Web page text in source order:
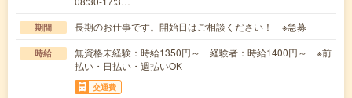
期間 長期のお仕事です。開始日はご相談ください！ ※急募
時給
無資格未経験：時給1350円～ 経験者：時給1400円～ ※前
払い・日払い・週払いOK
交通費